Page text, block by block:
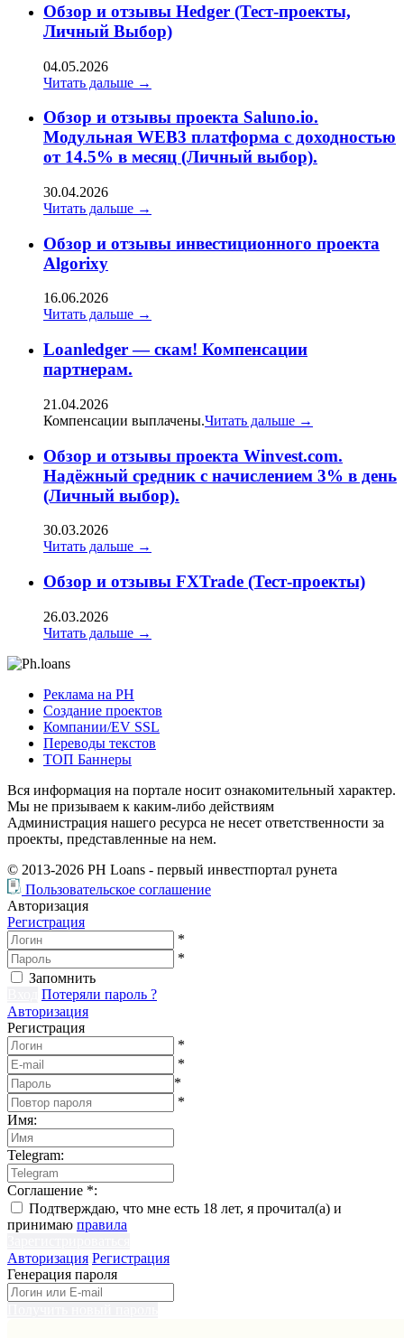
Обзор и отзывы Hedger (Тест-проекты,
Личный Выбор)
04.05.2026
Читать дальше →
Обзор и отзывы проекта Saluno.io.
Модульная WEB3 платформа с доходностью
от 14.5% в месяц (Личный выбор).
30.04.2026
Читать дальше →
Oбзор и отзывы инвестиционного проекта
Algorixy
16.06.2026
Читать дальше →
Loanledger — скам! Компенсации
партнерам.
21.04.2026
Компенсации выплачены.Читать дальше →
Обзор и отзывы проекта Winvest.com.
Надёжный средник с начислением 3% в день
(Личный выбор).
30.03.2026
Читать дальше →
Обзор и отзывы FXTrade (Тест-проекты)
26.03.2026
Читать дальше →
Реклама на РН
Создание проектов
Компании/EV SSL
Переводы текстов
ТОП Баннеры
Вся информация на портале носит ознакомительный характер.
Мы не призываем к каким-либо действиям
Администрация нашего ресурса не несет ответственности за
проекты, представленные на нем.
© 2013-2026 PH Loans - первый инвестпортал рунета
Пользовательское соглашение
Авторизация
Регистрация
*
*
Запомнить
Потеряли пароль ?
Авторизация
Регистрация
*
*
*
*
Имя:
Telegram:
Соглашение *:
Подтверждаю, что мне есть 18 лет, я прочитал(а) и
принимаю правила
Авторизация Регистрация
Генерация пароля